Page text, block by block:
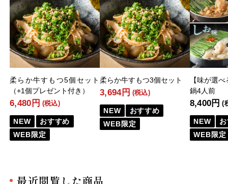
柔らか牛すもつ5個セット
（+1個プレゼント付き）
6,480円 (税込)
NEW
おすすめ
WEB限定
柔らか牛すもつ3個セット
3,694円 (税込)
NEW
おすすめ
WEB限定
【味が選
鍋4人前
8,400円 (
NEW
WEB限定
最近閲覧した商品